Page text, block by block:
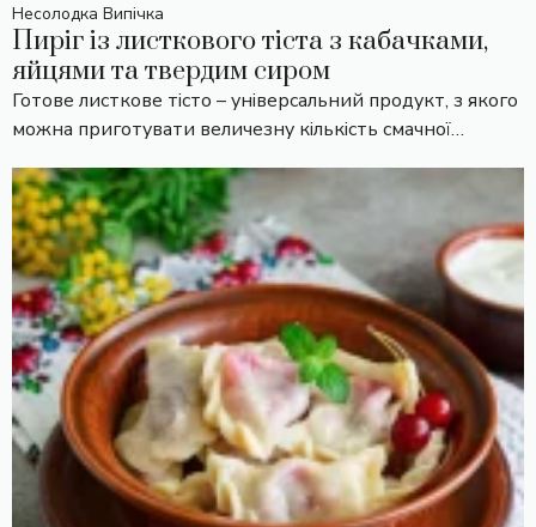
Несолодка Випічка
Пиріг із листкового тіста з кабачками,
яйцями та твердим сиром
Готове листкове тісто – універсальний продукт, з якого
можна приготувати величезну кількість смачної…